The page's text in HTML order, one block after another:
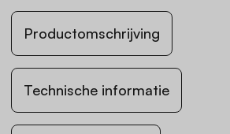
Productomschrijving
Technische informatie